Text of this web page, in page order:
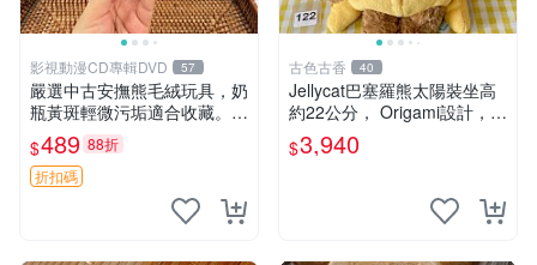
影視動漫CD專輯DVD 57
嚴選中古安撫熊毛絨玩具，奶
瓶黃斑輕微污垢適合收藏。默
認兩日發貨，全國快遞隨機派
送。 成色如圖可放心購買，
輕微瑕疵和臟污不影響使用。
安撫熊 中古玩偶 毛
$489 88折
折扣碼
古色古香 40
Jellycat巴塞羅熊太陽裝坐高
約22公分， Origami設計，來
自越南。嚴選 Recommendat
ion！巴塞羅、 Origami熊、J
$3,940